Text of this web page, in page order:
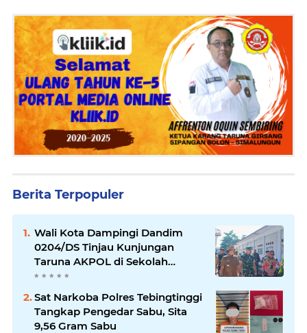
Berita Terpopuler
Wali Kota Dampingi Dandim
0204/DS Tinjau Kunjungan
Taruna AKPOL di Sekolah
Rakyat Tebingtinggi
Sat Narkoba Polres Tebingtinggi
Tangkap Pengedar Sabu, Sita
9,56 Gram Sabu